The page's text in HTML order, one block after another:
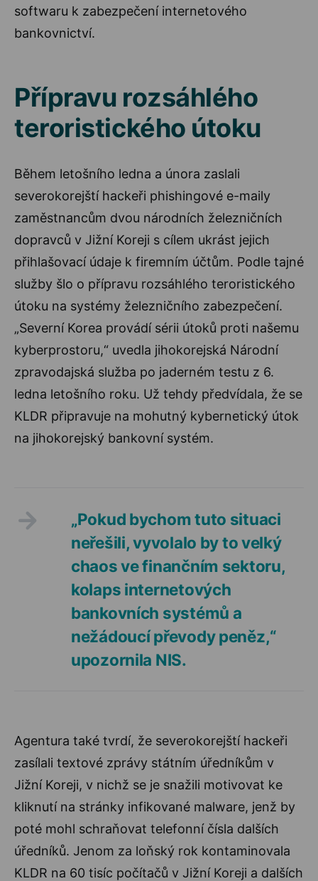
softwaru k zabezpečení internetového
bankovnictví.
Přípravu rozsáhlého
teroristického útoku
Během letošního ledna a února zaslali
severokorejští hackeři phishingové e-maily
zaměstnancům dvou národních železničních
dopravců v Jižní Koreji s cílem ukrást jejich
přihlašovací údaje k firemním účtům. Podle tajné
služby šlo o přípravu rozsáhlého teroristického
útoku na systémy železničního zabezpečení.
„Severní Korea provádí sérii útoků proti našemu
kyberprostoru,“ uvedla jihokorejská Národní
zpravodajská služba po jaderném testu z 6.
ledna letošního roku. Už tehdy předvídala, že se
KLDR připravuje na mohutný kybernetický útok
na jihokorejský bankovní systém.
„Pokud bychom tuto situaci
neřešili, vyvolalo by to velký
chaos ve finančním sektoru,
kolaps internetových
bankovních systémů a
nežádoucí převody peněz,“
upozornila NIS.
Agentura také tvrdí, že severokorejští hackeři
zasílali textové zprávy státním úředníkům v
Jižní Koreji, v nichž se je snažili motivovat ke
kliknutí na stránky infikované malware, jenž by
poté mohl schraňovat telefonní čísla dalších
úředníků. Jenom za loňský rok kontaminovala
KLDR na 60 tisíc počítačů v Jižní Koreji a dalších